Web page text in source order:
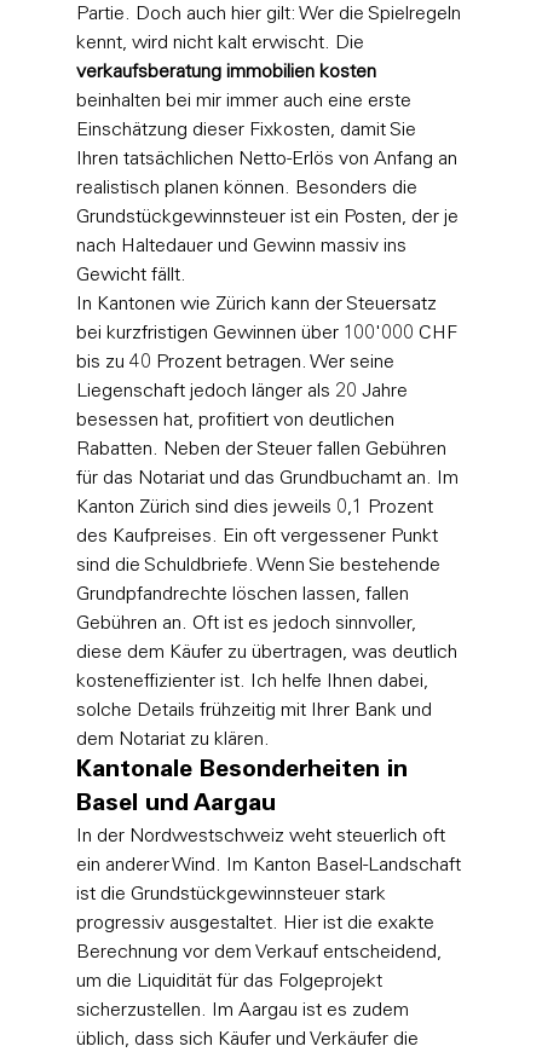
Partie. Doch auch hier gilt: Wer die Spielregeln
kennt, wird nicht kalt erwischt. Die
verkaufsberatung immobilien kosten
beinhalten bei mir immer auch eine erste
Einschätzung dieser Fixkosten, damit Sie
Ihren tatsächlichen Netto-Erlös von Anfang an
realistisch planen können. Besonders die
Grundstückgewinnsteuer ist ein Posten, der je
nach Haltedauer und Gewinn massiv ins
Gewicht fällt.
In Kantonen wie Zürich kann der Steuersatz
bei kurzfristigen Gewinnen über 100'000 CHF
bis zu 40 Prozent betragen. Wer seine
Liegenschaft jedoch länger als 20 Jahre
besessen hat, profitiert von deutlichen
Rabatten. Neben der Steuer fallen Gebühren
für das Notariat und das Grundbuchamt an. Im
Kanton Zürich sind dies jeweils 0,1 Prozent
des Kaufpreises. Ein oft vergessener Punkt
sind die Schuldbriefe. Wenn Sie bestehende
Grundpfandrechte löschen lassen, fallen
Gebühren an. Oft ist es jedoch sinnvoller,
diese dem Käufer zu übertragen, was deutlich
kosteneffizienter ist. Ich helfe Ihnen dabei,
solche Details frühzeitig mit Ihrer Bank und
dem Notariat zu klären.
Kantonale Besonderheiten in
Basel und Aargau
In der Nordwestschweiz weht steuerlich oft
ein anderer Wind. Im Kanton Basel-Landschaft
ist die Grundstückgewinnsteuer stark
progressiv ausgestaltet. Hier ist die exakte
Berechnung vor dem Verkauf entscheidend,
um die Liquidität für das Folgeprojekt
sicherzustellen. Im Aargau ist es zudem
üblich, dass sich Käufer und Verkäufer die